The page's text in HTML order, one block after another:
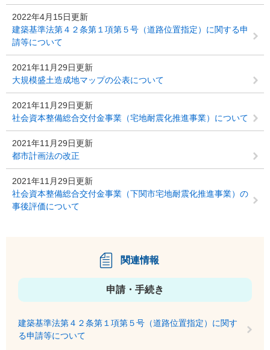
2022年4月15日更新
建築基準法第４２条第１項第５号（道路位置指定）に関する申
請等について
2021年11月29日更新
大規模盛土造成地マップの公表について
2021年11月29日更新
社会資本整備総合交付金事業（宅地耐震化推進事業）について
2021年11月29日更新
都市計画法の改正
2021年11月29日更新
社会資本整備総合交付金事業（下関市宅地耐震化推進事業）の
事後評価について
関連情報
申請・手続き
建築基準法第４２条第１項第５号（道路位置指定）に関す
る申請等について